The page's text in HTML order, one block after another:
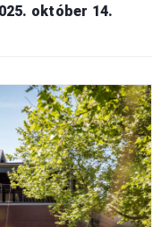
október 14.